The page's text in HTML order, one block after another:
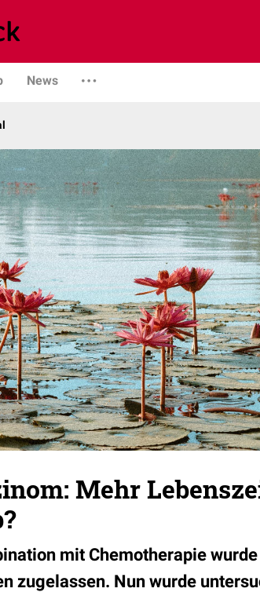
News
Mehr
mit Chemotherapie
zugelassen. Nun wurde